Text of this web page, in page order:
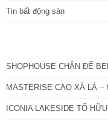
Tin bất động sản
SHOPHOUSE CHÂN ĐẾ
MASTERISE CAO XÀ LÁ –
ICONIA LAKESIDE TỐ